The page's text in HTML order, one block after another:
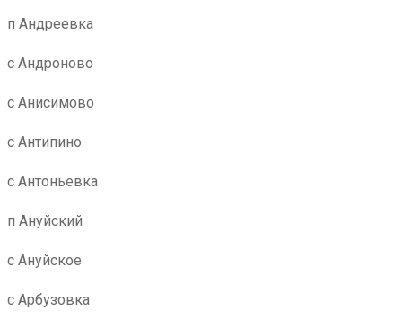
п Андреевка
с Андроново
с Анисимово
с Антипино
с Антоньевка
п Ануйский
с Ануйское
с Арбузовка